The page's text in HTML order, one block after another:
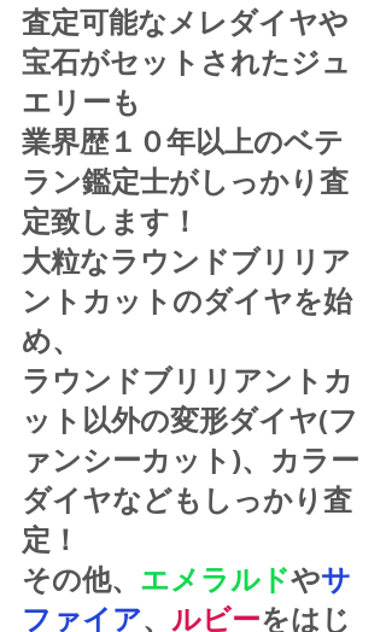
査定可能なメレダイヤや
宝石がセットされたジュ
エリーも
業界歴１０年以上のベテ
ラン鑑定士がしっかり査
定致します！
大粒なラウンドブリリア
ントカットのダイヤを始
め、
ラウンドブリリアントカ
ット以外の変形ダイヤ(フ
ァンシーカット)、カラー
ダイヤなどもしっかり査
定！
その他、 エメラルドやサ
ファイア、 ルビーをはじ